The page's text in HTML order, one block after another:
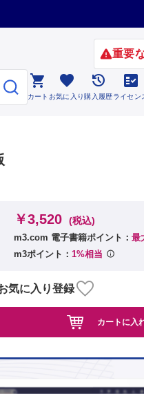
重要

カート

お気に入り

購入履歴

ライセン
￥3,520 (税込)
m3.com 電子書籍ポイント： 最
m3ポイント： 1%相当
気に入り登録
カートに入